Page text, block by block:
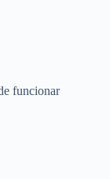
funcionar